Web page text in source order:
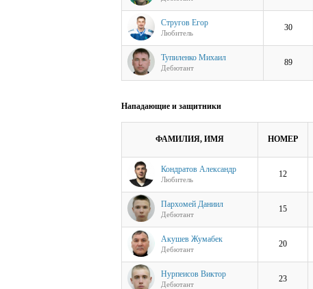
Стругов Егор
Любитель
30
Тупиленко Михаил
Дебютант
89
Нападающие и защитники
ФАМИЛИЯ, ИМЯ НОМЕР
Кондратов Александр
Любитель
12
Пархомей Даниил
Дебютант
15
Акушев Жумабек
Дебютант
20
Нурпеисов Виктор
Дебютант
23